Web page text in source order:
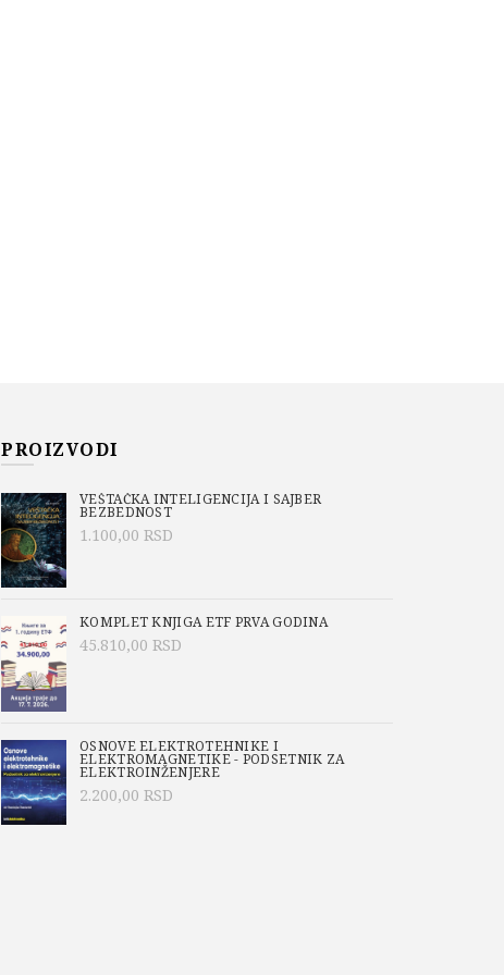
PROIZVODI
VEŠTAČKA INTELIGENCIJA I SAJBER
BEZBEDNOST
1.100,00 RSD
KOMPLET KNJIGA ETF PRVA GODINA
45.810,00 RSD
OSNOVE ELEKTROTEHNIKE I
ELEKTROMAGNETIKE - PODSETNIK ZA
ELEKTROINŽENJERE
2.200,00 RSD